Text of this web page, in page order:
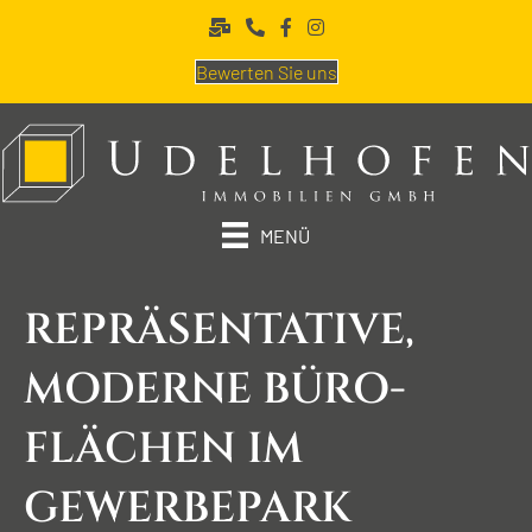
Bewerten Sie uns
MENÜ
REPRÄSENTATIVE,
MODERNE BÜRO­
FLÄCHEN IM
GEWERBE­PARK